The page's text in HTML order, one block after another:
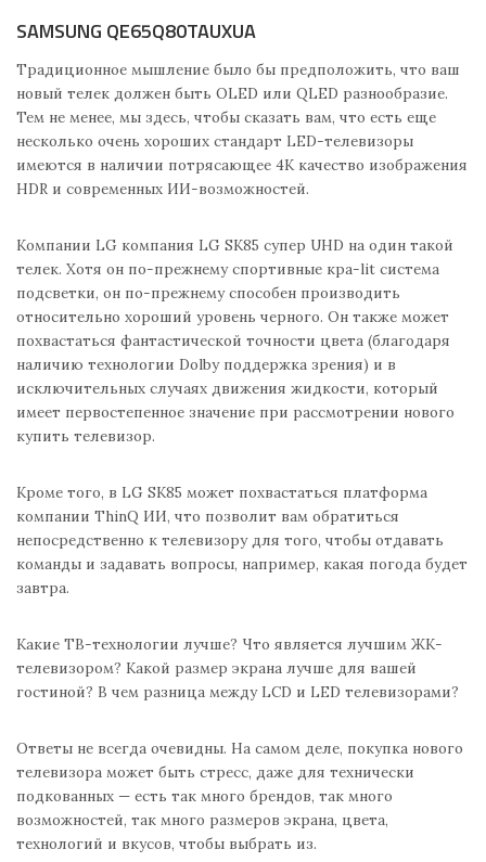
SAMSUNG QE65Q80TAUXUA
Традиционное мышление было бы предположить, что ваш
новый телек должен быть OLED или QLED разнообразие.
Тем не менее, мы здесь, чтобы сказать вам, что есть еще
несколько очень хороших стандарт LED-телевизоры
имеются в наличии потрясающее 4К качество изображения
HDR и современных ИИ-возможностей.
Компании LG компания LG SK85 супер UHD на один такой
телек. Хотя он по-прежнему спортивные кра-lit система
подсветки, он по-прежнему способен производить
относительно хороший уровень черного. Он также может
похвастаться фантастической точности цвета (благодаря
наличию технологии Dolby поддержка зрения) и в
исключительных случаях движения жидкости, который
имеет первостепенное значение при рассмотрении нового
купить телевизор.
Кроме того, в LG SK85 может похвастаться платформа
компании ThinQ ИИ, что позволит вам обратиться
непосредственно к телевизору для того, чтобы отдавать
команды и задавать вопросы, например, какая погода будет
завтра.
Какие ТВ-технологии лучше? Что является лучшим ЖК-
телевизором? Какой размер экрана лучше для вашей
гостиной? В чем разница между LCD и LED телевизорами?
Ответы не всегда очевидны. На самом деле, покупка нового
телевизора может быть стресс, даже для технически
подкованных — есть так много брендов, так много
возможностей, так много размеров экрана, цвета,
технологий и вкусов, чтобы выбрать из.